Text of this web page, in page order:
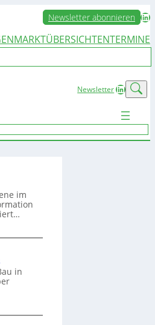
Newsletter abonnieren LinkedIn
MARKTÜBERSICHTENTERMINE
NewsletterLinkedIn
im
in